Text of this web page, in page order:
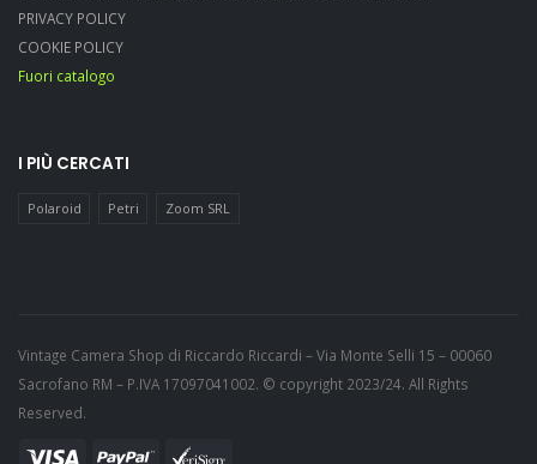
PRIVACY POLICY
COOKIE POLICY
Fuori catalogo
I PIÙ CERCATI
Polaroid Petri Zoom SRL
Vintage Camera Shop di Riccardo Riccardi – Via Monte Selli 15 – 00060
Sacrofano RM – P.IVA 17097041002. © copyright 2023/24. All Rights
Reserved.